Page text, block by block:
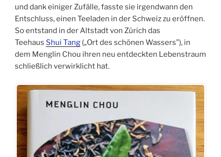
und dank einiger Zufälle, fasste sie irgendwann den
Entschluss, einen Teeladen in der Schweiz zu eröffnen.
So entstand in der Altstadt von Zürich das
Teehaus Shui Tang („Ort des schönen Wassers”), in
dem Menglin Chou ihren neu entdeckten Lebenstraum
schließlich verwirklicht hat.